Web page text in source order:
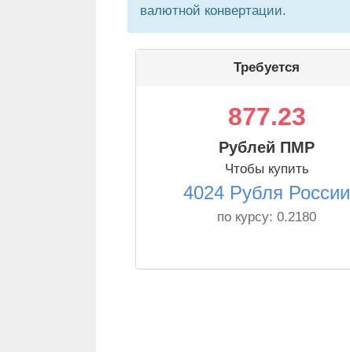
валютной конвертации.
Требуется
877.23
Рублей ПМР
Чтобы купить
4024 Рубля России
по курсу: 0.2180